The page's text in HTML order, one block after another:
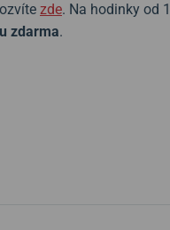
zde. Na hodinky od
zdarma.